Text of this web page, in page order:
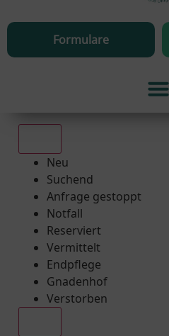
Formulare
Neu
Suchend
Anfrage gestoppt
Notfall
Reserviert
Vermittelt
Endpflege
Gnadenhof
Verstorben